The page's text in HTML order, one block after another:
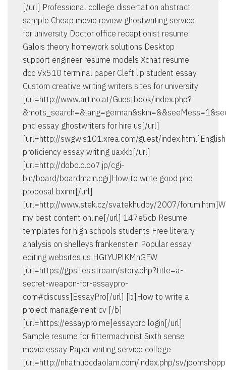
[/url] Professional college dissertation abstract
sample Cheap movie review ghostwriting service
for university Doctor office receptionist resume
Galois theory homework solutions Desktop
support engineer resume models Xchat resume
dcc Vx510 terminal paper Cleft lip student essay
Custom creative writing writers sites for university
[url=http://www.artino.at/Guestbook/index.php?
phd essay ghostwriters for hire us[/url]
[url=http://swgw.s101.xrea.com/guest/index.html]English
proficiency essay writing uaxkb[/url]
[url=http://dobo.o.oo7.jp/cgi-
bin/board/boardmain.cgi]How to write good phd
proposal bximr[/url]
[url=http://www.stek.cz/svatekhudby/2007/
my best content online[/url] 147e5cb Resume
templates for high schools students Free literary
analysis on shelleys frankenstein Popular essay
editing websites us HGtYUPlKMnGFW
[url=https://gpsites.stream/story.php?title=a-
secret-weapon-for-essaypro-
com#discuss]EssayPro[/url] [b]How to write a
project management cv [/b]
[url=https://essaypro.me]essaypro login[/url]
Sample resume for fittermachinist Sixth sense
movie essay Paper writing service college
[url=http://nhathuocdaolam.com/index.php/sv/